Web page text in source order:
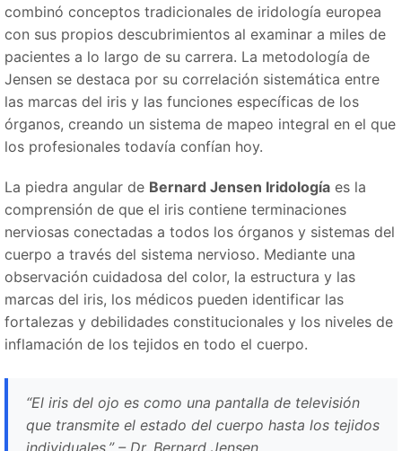
combinó conceptos tradicionales de iridología europea
con sus propios descubrimientos al examinar a miles de
pacientes a lo largo de su carrera. La metodología de
Jensen se destaca por su correlación sistemática entre
las marcas del iris y las funciones específicas de los
órganos, creando un sistema de mapeo integral en el que
los profesionales todavía confían hoy.
La piedra angular de Bernard Jensen Iridología es la
comprensión de que el iris contiene terminaciones
nerviosas conectadas a todos los órganos y sistemas del
cuerpo a través del sistema nervioso. Mediante una
observación cuidadosa del color, la estructura y las
marcas del iris, los médicos pueden identificar las
fortalezas y debilidades constitucionales y los niveles de
inflamación de los tejidos en todo el cuerpo.
“El iris del ojo es como una pantalla de televisión
que transmite el estado del cuerpo hasta los tejidos